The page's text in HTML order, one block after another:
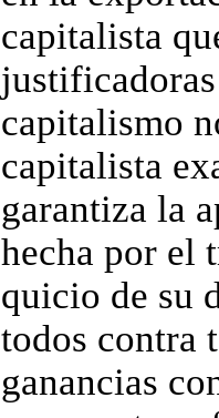
capitalista
capitalismo
capitalista
garantiza la
hecha por el
quicio de su
todos contra
ganancias